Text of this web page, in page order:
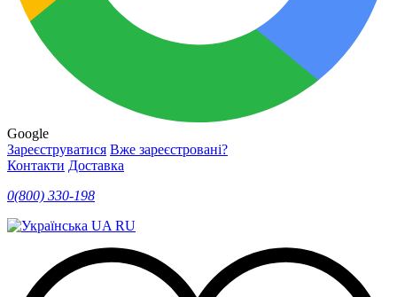
Google
Зареєструватися Вже зареєстровані?
Контакти Доставка
0(800) 330-198
UA RU